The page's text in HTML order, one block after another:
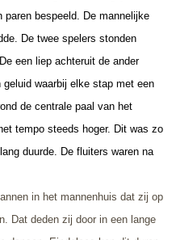
paren bespeeld. De mannelijke
De twee spelers stonden
een liep achteruit de ander
waarbij elke stap met een
de centrale paal van het
tempo steeds hoger. Dit was zo
duurde. De fluiters waren na
in het mannenhuis dat zij op
Dat deden zij door in een lange